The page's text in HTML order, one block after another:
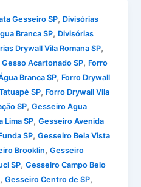
Gesseiro SP, Divisórias
Branca SP, Divisórias
Drywall Vila Romana SP,
Gesso Acartonado SP, Forro
Branca SP, Forro Drywall
SP, Forro Drywall Vila
SP,Gesseiro Agua
Lima SP,Gesseiro Avenida
SP,Gesseiro Bela Vista
Brooklin,Gesseiro
SP,Gesseiro Campo Belo
,Gesseiro Centro de SP,